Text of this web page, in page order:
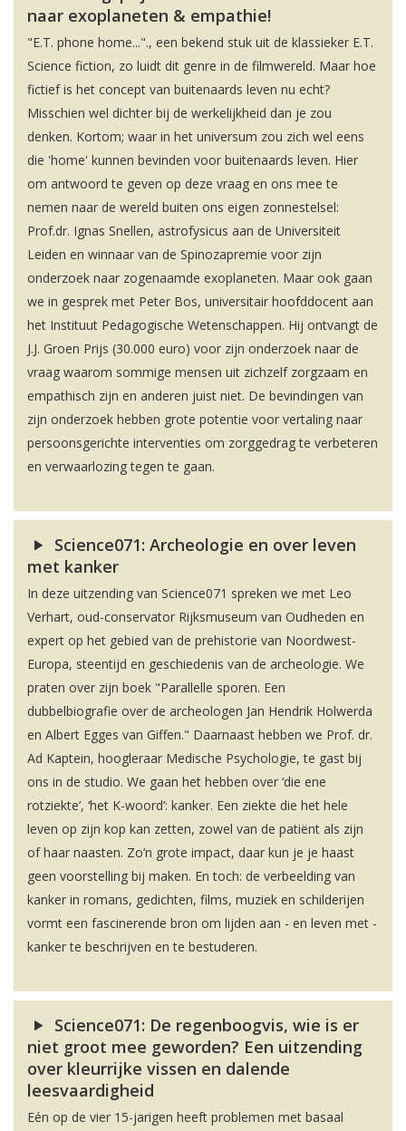
naar exoplaneten & empathie!
"E.T. phone home..."., een bekend stuk uit de klassieker E.T.
Science fiction, zo luidt dit genre in de filmwereld. Maar hoe
fictief is het concept van buitenaards leven nu echt?
Misschien wel dichter bij de werkelijkheid dan je zou
denken. Kortom; waar in het universum zou zich wel eens
die 'home' kunnen bevinden voor buitenaards leven. Hier
om antwoord te geven op deze vraag en ons mee te
nemen naar de wereld buiten ons eigen zonnestelsel:
Prof.dr. Ignas Snellen, astrofysicus aan de Universiteit
Leiden en winnaar van de Spinozapremie voor zijn
onderzoek naar zogenaamde exoplaneten. Maar ook gaan
we in gesprek met Peter Bos, universitair hoofddocent aan
het Instituut Pedagogische Wetenschappen. Hij ontvangt de
J.J. Groen Prijs (30.000 euro) voor zijn onderzoek naar de
vraag waarom sommige mensen uit zichzelf zorgzaam en
empathisch zijn en anderen juist niet. De bevindingen van
zijn onderzoek hebben grote potentie voor vertaling naar
persoonsgerichte interventies om zorggedrag te verbeteren
en verwaarlozing tegen te gaan.
Science071: Archeologie en over leven
met kanker
In deze uitzending van Science071 spreken we met Leo
Verhart, oud-conservator Rijksmuseum van Oudheden en
expert op het gebied van de prehistorie van Noordwest-
Europa, steentijd en geschiedenis van de archeologie. We
praten over zijn boek "Parallelle sporen. Een
dubbelbiografie over de archeologen Jan Hendrik Holwerda
en Albert Egges van Giffen." Daarnaast hebben we Prof. dr.
Ad Kaptein, hoogleraar Medische Psychologie, te gast bij
ons in de studio. We gaan het hebben over ‘die ene
rotziekte’, ‘het K-woord’: kanker. Een ziekte die het hele
leven op zijn kop kan zetten, zowel van de patiënt als zijn
of haar naasten. Zo’n grote impact, daar kun je je haast
geen voorstelling bij maken. En toch: de verbeelding van
kanker in romans, gedichten, films, muziek en schilderijen
vormt een fascinerende bron om lijden aan - en leven met -
kanker te beschrijven en te bestuderen.
Science071: De regenboogvis, wie is er
niet groot mee geworden? Een uitzending
over kleurrijke vissen en dalende
leesvaardigheid
Eén op de vier 15-jarigen heeft problemen met basaal